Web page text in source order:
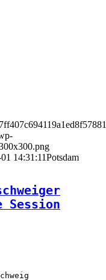
14:31:11Potsdam
Session